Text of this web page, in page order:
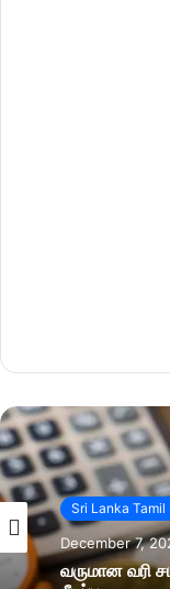
Sri Lanka Tamil
December 7,
வருமான வரி